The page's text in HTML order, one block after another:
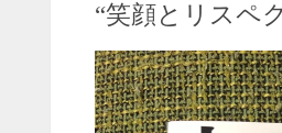
“笑顔とリスペ